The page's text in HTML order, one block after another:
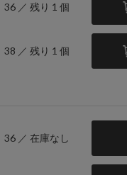
36 ／ 残り 1 個
38 ／ 残り 1 個
36 ／ 在庫なし